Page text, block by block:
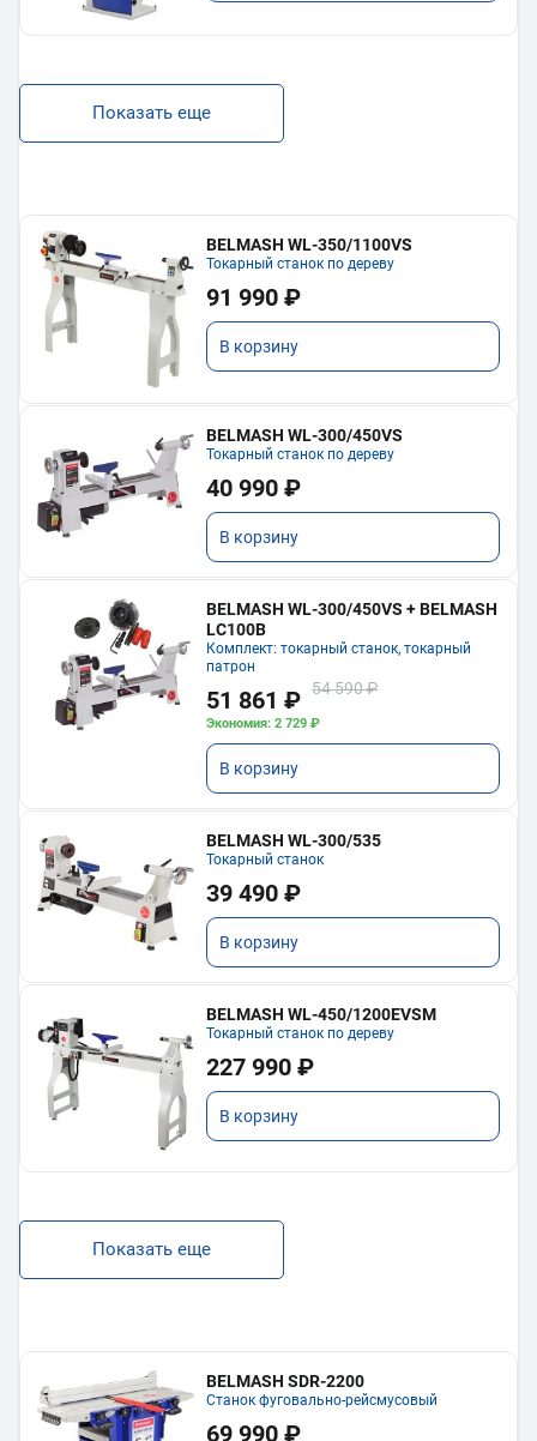
Показать еще
BELMASH WL-350/1100VS
Токарный станок по дереву
91 990 ₽
В корзину
BELMASH WL-300/450VS
Токарный станок по дереву
40 990 ₽
В корзину
BELMASH WL-300/450VS + BELMASH
LC100B
Комплект: токарный станок, токарный
патрон
51 861 ₽ 54 590 ₽
Экономия: 2 729 ₽
В корзину
BELMASH WL-300/535
Токарный станок
39 490 ₽
В корзину
BELMASH WL-450/1200EVSM
Токарный станок по дереву
227 990 ₽
В корзину
Показать еще
BELMASH SDR-2200
Станок фуговально-рейсмусовый
69 990 ₽